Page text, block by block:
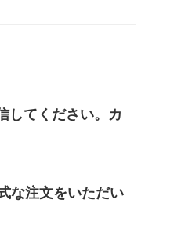
してください。カ
な注文をいただい